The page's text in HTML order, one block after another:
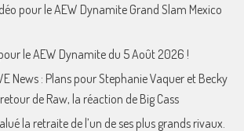
pour le AEW Dynamite Grand Slam Mexico
le AEW Dynamite du 5 Août 2026 !
News : Plans pour Stephanie Vaquer et Becky
de Raw, la réaction de Big Cass
la retraite de l’un de ses plus grands rivaux.